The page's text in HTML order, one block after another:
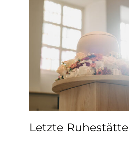
Letzte Ruhestätte